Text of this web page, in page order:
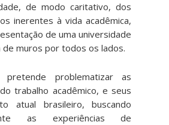
de modo caritativo, dos
inerentes à vida acadêmica,
de uma universidade
de muros por todos os lados.
pretende problematizar as
trabalho acadêmico, e seus
atual brasileiro, buscando
as experiências de